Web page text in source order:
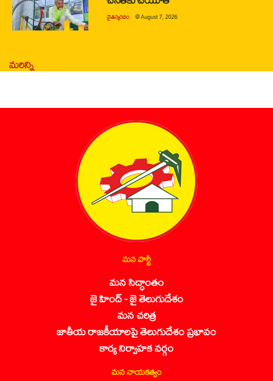
చైతన్యరధం @August 7, 2026
మరిన్ని
మన పార్టీ
మన సిద్ధాంతం
జై హింద్ - జై తెలుగుదేశం
మన చరిత్ర
జాతీయ రాజకీయాలపై తెలుగుదేశం ప్రభావం
కార్య నిర్వాహక వర్గం
మన నాయకత్వం